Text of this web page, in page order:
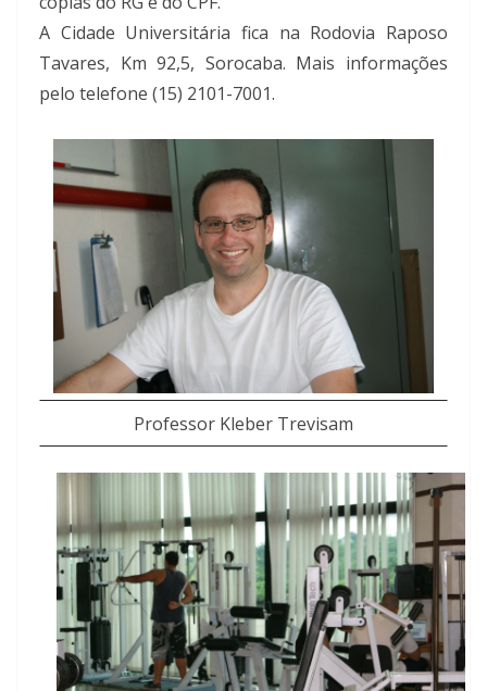
A Cidade Universitária fica na Rodovia Raposo
Tavares, Km 92,5, Sorocaba. Mais informações
pelo telefone (15) 2101-7001.
Professor Kleber Trevisam